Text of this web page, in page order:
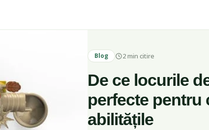
Blog 2 min citire
De ce locurile
perfecte pentru
abilitățile